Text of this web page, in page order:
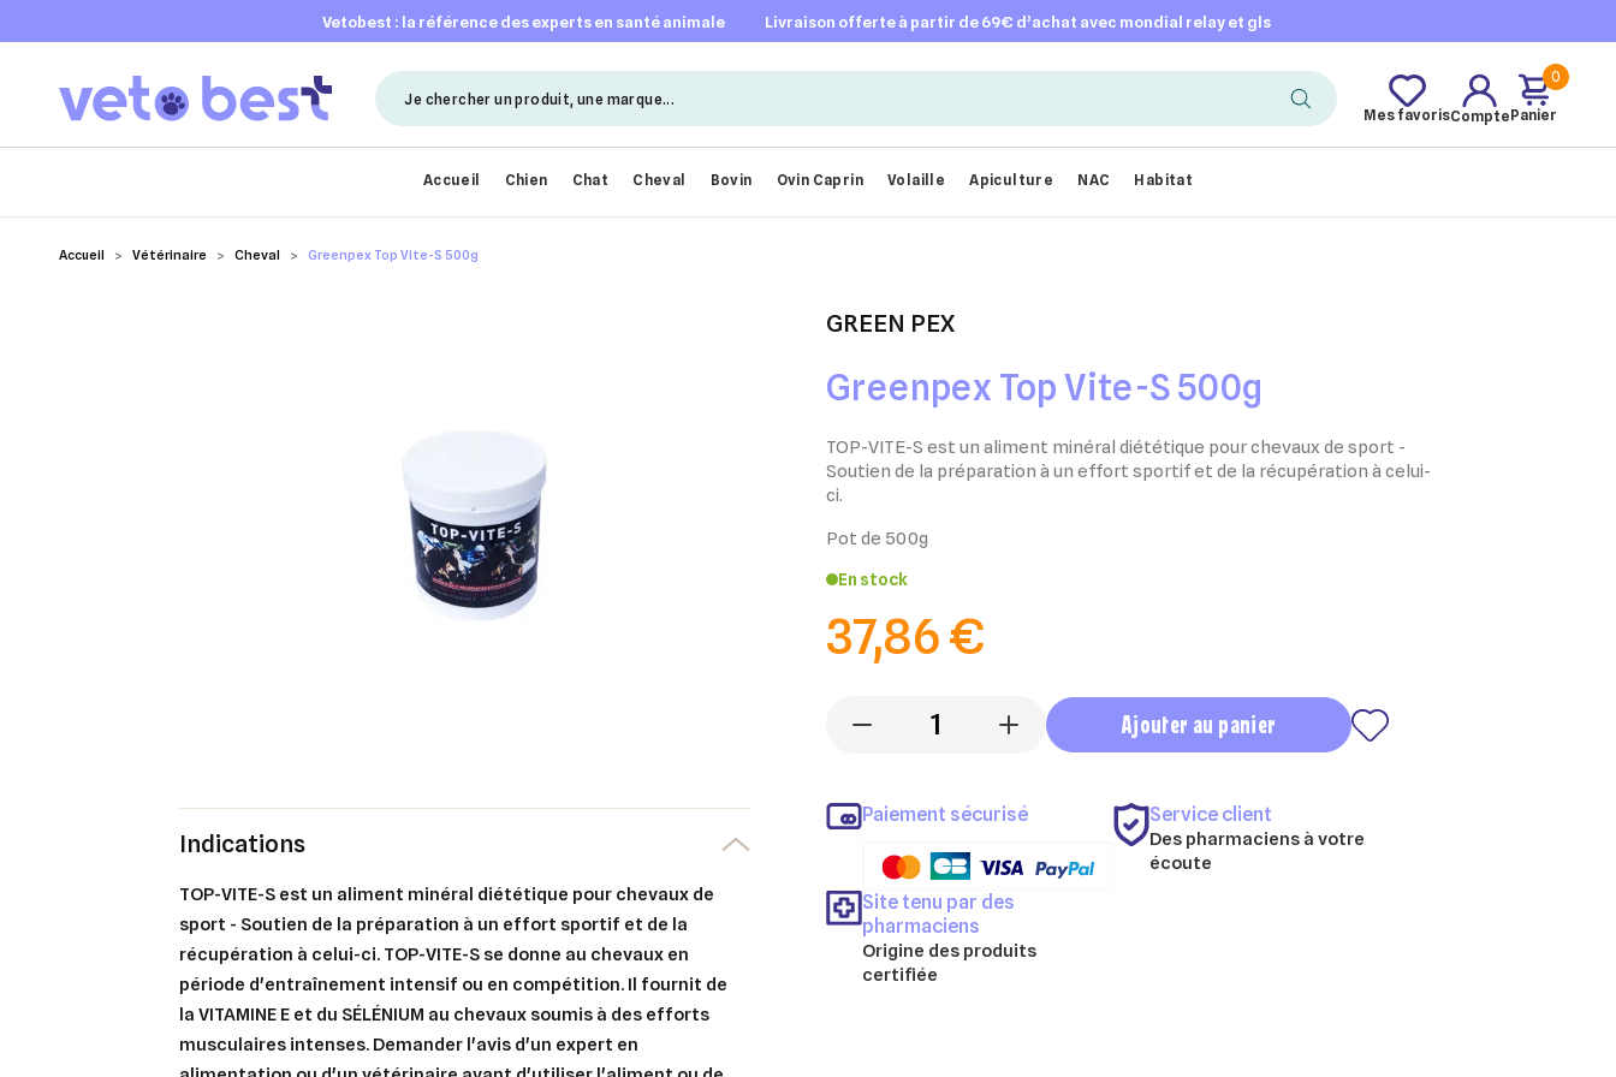
vetobest : la référence des experts en santé animale livraison offerte à partir de 69€ d’achat avec mondial relay et gls
Mes favorisCompte
0
Panier
Accueil Chien Chat Cheval Bovin Ovin Caprin Volaille Apiculture NAC Habitat
Accueil Vétérinaire Cheval Greenpex Top Vite-S 500g
GREEN PEX
Greenpex Top Vite-S 500g
TOP-VITE-S est un aliment minéral diététique pour chevaux de sport -
Soutien de la préparation à un effort sportif et de la récupération à celui-
ci.
Pot de 500g
En stock
37,86 €
- + Ajouter au panier
Paiement sécurisé Service client
Des pharmaciens à votre
écoute
Site tenu par des
pharmaciens
Origine des produits
certifiée
Indications
TOP-VITE-S est un aliment minéral diététique pour chevaux de
sport - Soutien de la préparation à un effort sportif et de la
récupération à celui-ci. TOP-VITE-S se donne au chevaux en
période d'entraînement intensif ou en compétition. Il fournit de
laVITAMINE E et du SÉLÉNIUM au chevaux soumis à des efforts
musculaires intenses. Demander l'avis d'un expert en